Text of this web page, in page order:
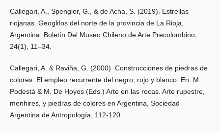
Callegari, A., Spengler, G., & de Acha, S. (2019). Estrellas
riojanas. Geoglifos del norte de la provincia de La Rioja,
Argentina. Boletín Del Museo Chileno de Arte Precolombino,
24(1), 11–34.
Callegari, A. & Raviña, G. (2000). Construcciones de piedras de
colores. El empleo recurrente del negro, rojo y blanco. En: M.
Podestá & M. De Hoyos (Eds.) Arte en las rocas. Arte rupestre,
menhires, y piedras de colores en Argentina, Sociedad
Argentina de Antropología, 112-120.